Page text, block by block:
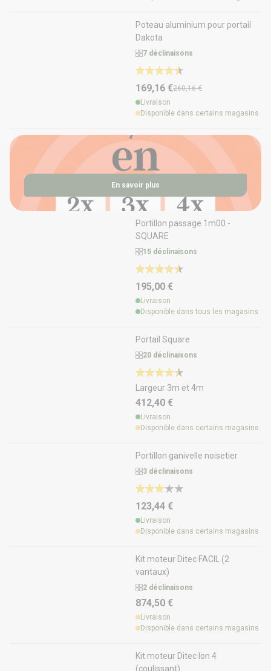
En savoir plus
Poteau aluminium pour portail
Dakota
7 déclinaisons
169,16 €260,16 €
Livraison
Disponible dans certains magasins
Portillon passage 1m00 -
SQUARE
15 déclinaisons
195,00 €
Livraison
Disponible dans tous les magasins
Portail Square
20 déclinaisons
Largeur 3m et 4m
412,40 €
Livraison
Disponible dans certains magasins
Portillon ganivelle noisetier
3 déclinaisons
123,44 €
Livraison
Disponible dans certains magasins
Kit moteur Ditec FACIL (2
vantaux)
2 déclinaisons
874,50 €
Livraison
Disponible dans certains magasins
Kit moteur Ditec Ion 4
(coulissant)